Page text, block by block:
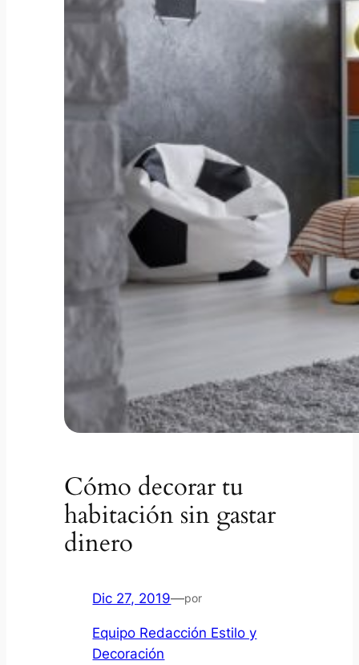
Cómo decorar tu
habitación sin gastar
dinero
Dic 27, 2019—por
Equipo Redacción Estilo y
Decoración